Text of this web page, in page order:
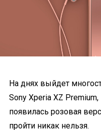
На днях выйдет
Sony Xperia XZ
появилась розовая
пройти никак нельзя.